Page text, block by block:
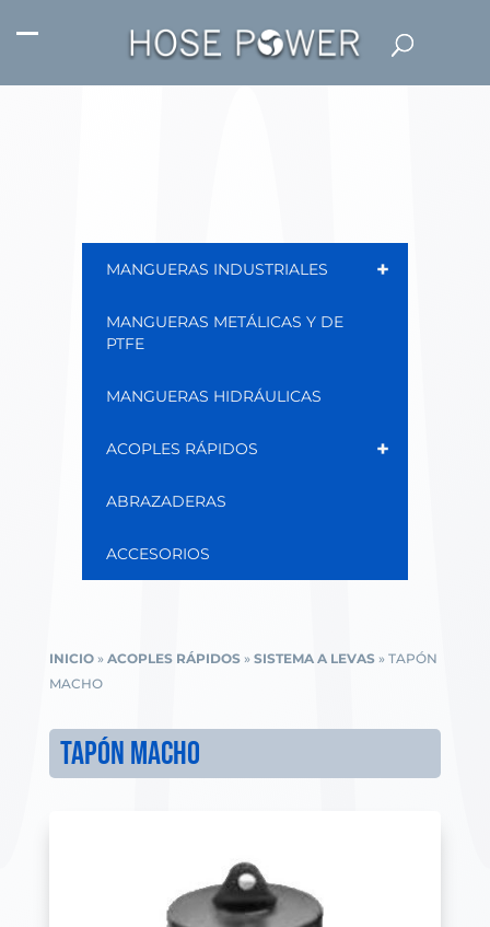
+
MANGUERAS INDUSTRIALES
MANGUERAS METÁLICAS Y DE
PTFE
MANGUERAS HIDRÁULICAS
+
ACOPLES RÁPIDOS
ABRAZADERAS
ACCESORIOS
INICIO» ACOPLES RÁPIDOS» SISTEMA A LEVAS» TAPÓN
MACHO
TAPÓN MACHO